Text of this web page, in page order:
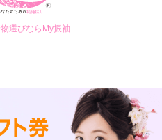
選びならMy振袖